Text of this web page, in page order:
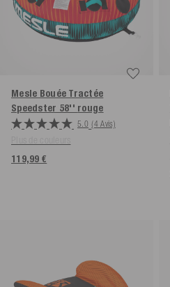
Mesle Bouée Tractée
Speedster 58'' rouge
5.0 (4 Avis)
119,99 €